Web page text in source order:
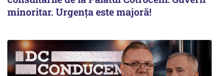
minoritar. Urgența este majoră!